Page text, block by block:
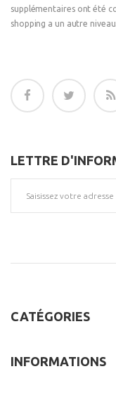
supplémentaires ont été
shopping a un autre niveau.
LETTRE
CATÉGORIES
INFORMATIONS